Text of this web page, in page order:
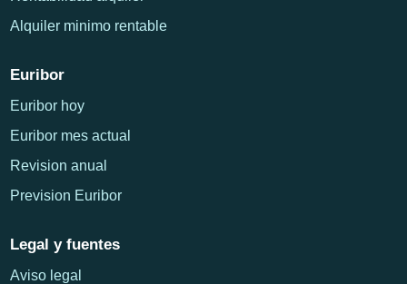
Alquiler minimo rentable
Euribor
Euribor hoy
Euribor mes actual
Revision anual
Prevision Euribor
Legal y fuentes
Aviso legal